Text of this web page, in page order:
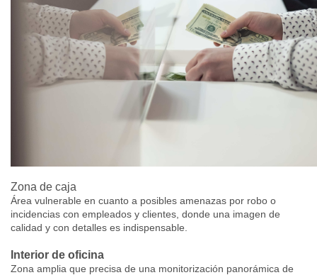
Zona de caja
Área vulnerable en cuanto a posibles amenazas por robo o
incidencias con empleados y clientes, donde una imagen de
calidad y con detalles es indispensable.
Interior de oficina
Zona amplia que precisa de una monitorización panorámica de